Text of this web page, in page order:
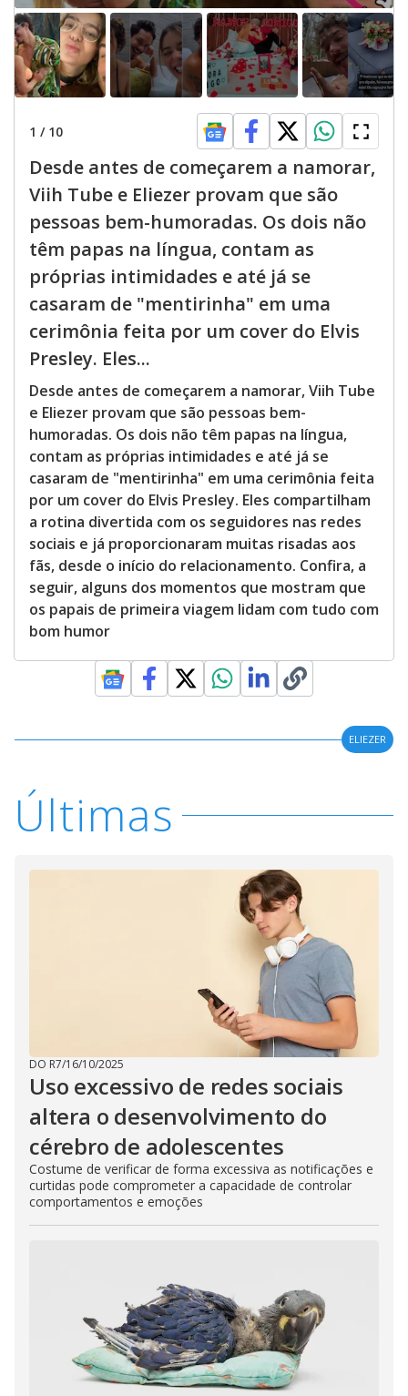
1 / 10
Desde antes de começarem a namorar,
Viih Tube e Eliezer provam que são
pessoas bem-humoradas. Os dois não
têm papas na língua, contam as
próprias intimidades e até já se
casaram de "mentirinha" em uma
cerimônia feita por um cover do Elvis
Presley. Eles...
Desde antes de começarem a namorar, Viih Tube
e Eliezer provam que são pessoas bem-
humoradas. Os dois não têm papas na língua,
contam as próprias intimidades e até já se
casaram de "mentirinha" em uma cerimônia feita
por um cover do Elvis Presley. Eles compartilham
a rotina divertida com os seguidores nas redes
sociais e já proporcionaram muitas risadas aos
fãs, desde o início do relacionamento. Confira, a
seguir, alguns dos momentos que mostram que
os papais de primeira viagem lidam com tudo com
bom humor
ELIEZER
Últimas
DO R7/16/10/2025
Uso excessivo de redes sociais
altera o desenvolvimento do
cérebro de adolescentes
Costume de verificar de forma excessiva as notificações e
curtidas pode comprometer a capacidade de controlar
comportamentos e emoções